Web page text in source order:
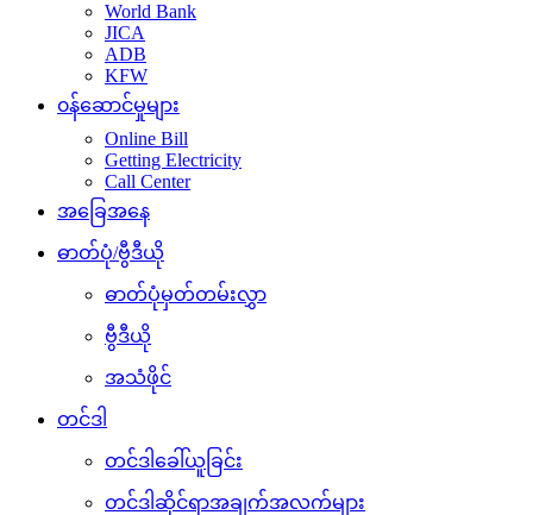
World Bank
JICA
ADB
KFW
၀န်ဆောင်မှုများ
Online Bill
Getting Electricity
Call Center
အခြေအနေ
ဓာတ်ပုံ/ဗွီဒီယို
ဓာတ်ပုံမှတ်တမ်းလွှာ
ဗွီဒီယို
အသံဖိုင်
တင်ဒါ
တင်ဒါခေါ်ယူခြင်း
တင်ဒါဆိုင်ရာအချက်အလက်များ